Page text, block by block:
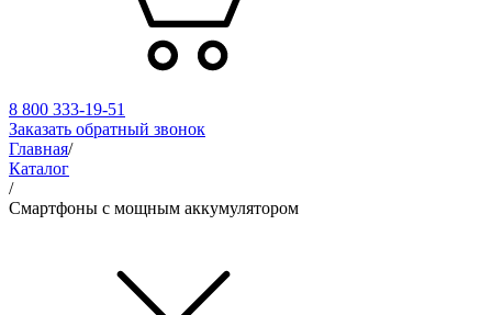
8 800 333-19-51
Заказать обратный звонок
Главная/
Каталог
/
Смартфоны с мощным аккумулятором